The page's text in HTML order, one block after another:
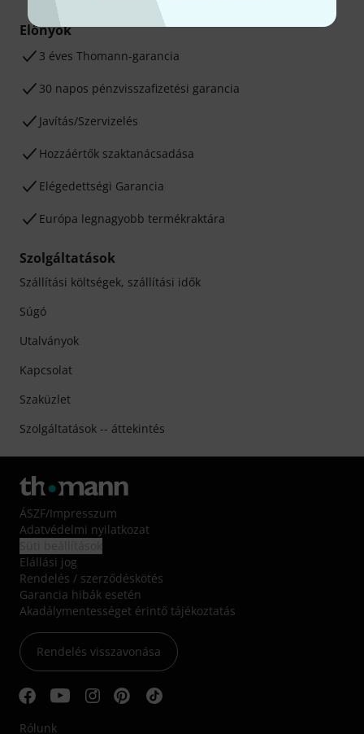
Előnyök
3 éves Thomann-garancia
30 napos pénzvisszafizetési garancia
Javítás/Szervizelés
Hozzáértők szaktanácsadása
Elégedettségi Garancia
Európa legnagyobb termékraktára
Szolgáltatások
Szállítási költségek, szállítási idők
Súgó
Utalványok
Kapcsolat
Szaküzlet
Szolgáltatások -- áttekintés
ÁSZF/Impresszum
Adatvédelmi nyilatkozat
Elállási jog
Rendelés / szerződéskötés
Garancia hibák esetén
Akadálymentességet érintő tájékoztatás
Rendelés visszavonása
Rólunk